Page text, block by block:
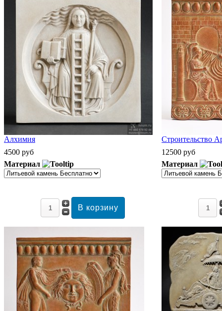
Алхимия
4500 руб
Материал
Строительство
12500 руб
Материал